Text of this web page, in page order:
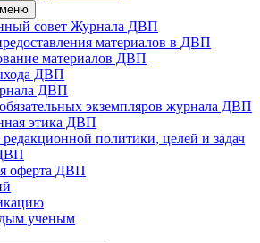
совет Журнала ДВП
материалов в ДВП
материалов ДВП
ДВП
ДВП
экземпляров журнала ДВП
этика ДВП
политики, целей и задач
оферта ДВП
ученым